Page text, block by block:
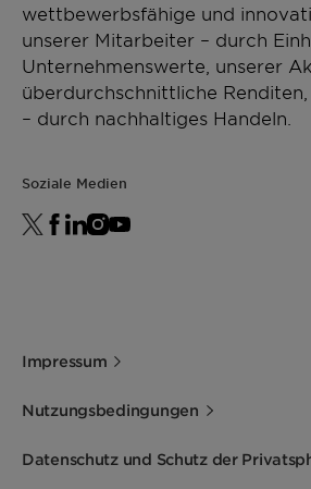
wettbewerbsfähige und
unserer Mitarbeiter – durch
Unternehmenswerte, unserer
überdurchschnittliche
– durch nachhaltiges Handeln.
Soziale Medien
Impressum
Nutzungsbedingungen
Datenschutz und Schutz der